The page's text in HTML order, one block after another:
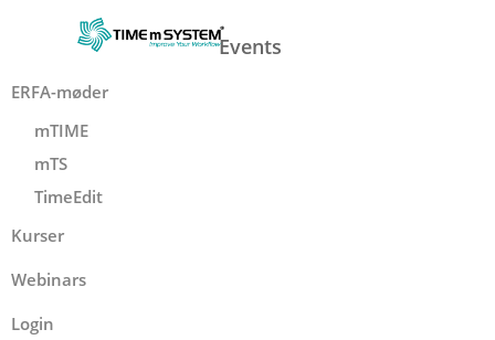
Events
ERFA-møder
mTIME
mTS
TimeEdit
Kurser
Webinars
Login
Brugernavn
Adgangskode